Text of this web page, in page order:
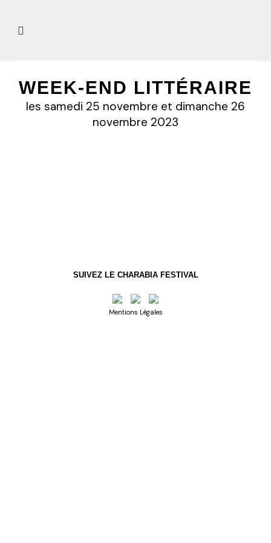
WEEK-END LITTÉRAIRE
les samedi 25 novembre et dimanche 26
novembre 2023
SUIVEZ LE CHARABIA FESTIVAL
Mentions Légales